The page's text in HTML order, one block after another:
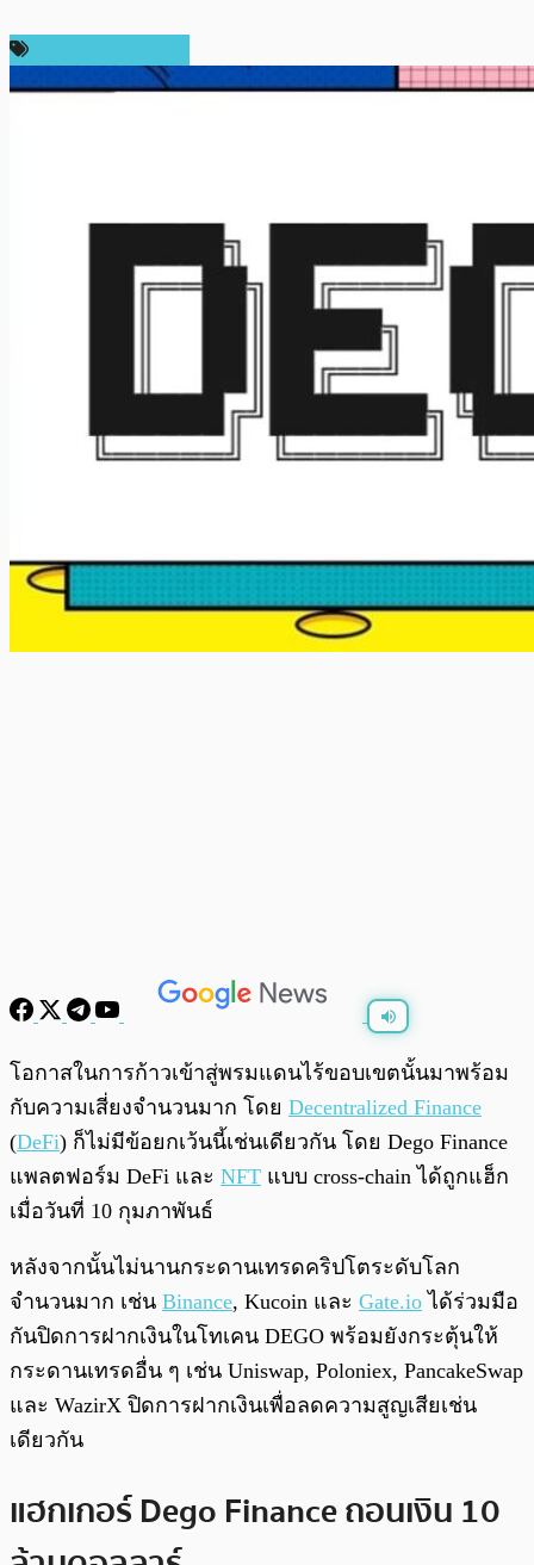
พร้อมเล่น 0:00 0:00
โอกาสในการก้าวเข้าสู่พรมแดนไร้ขอบเขตนั้นมาพร้อม
กับความเสี่ยงจำนวนมาก โดย Decentralized Finance
(DeFi) ก็ไม่มีข้อยกเว้นนี้เช่นเดียวกัน โดย Dego Finance
แพลตฟอร์ม DeFi และ NFT แบบ cross-chain ได้ถูกแฮ็ก
เมื่อวันที่ 10 กุมภาพันธ์
หลังจากนั้นไม่นานกระดานเทรดคริปโตระดับโลก
จำนวนมาก เช่น Binance, Kucoin และ Gate.io ได้ร่วมมือ
กันปิดการฝากเงินในโทเคน DEGO พร้อมยังกระตุ้นให้
กระดานเทรดอื่น ๆ เช่น Uniswap, Poloniex, PancakeSwap
และ WazirX ปิดการฝากเงินเพื่อลดความสูญเสียเช่น
เดียวกัน
แฮกเกอร์ Dego Finance ถอนเงิน 10